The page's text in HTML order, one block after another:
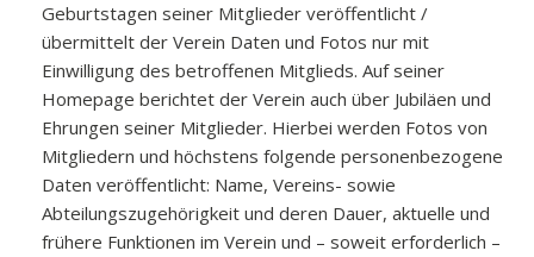
Geburtstagen seiner Mitglieder veröffentlicht /
übermittelt der Verein Daten und Fotos nur mit
Einwilligung des betroffenen Mitglieds. Auf seiner
Homepage berichtet der Verein auch über Jubiläen und
Ehrungen seiner Mitglieder. Hierbei werden Fotos von
Mitgliedern und höchstens folgende personenbezogene
Daten veröffentlicht: Name, Vereins- sowie
Abteilungszugehörigkeit und deren Dauer, aktuelle und
frühere Funktionen im Verein und – soweit erforderlich –